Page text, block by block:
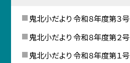
鬼北小だより 令和８年度第３号
鬼北小だより 令和８年度第２号
鬼北小だより 令和８年度第１号